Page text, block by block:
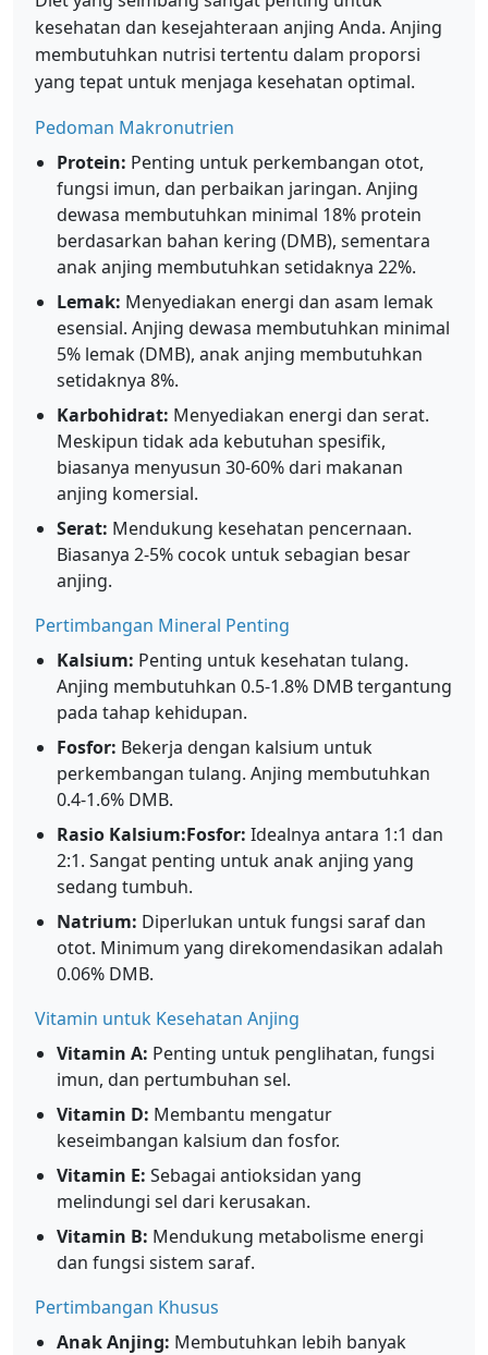
kesehatan dan kesejahteraan anjing Anda. Anjing
membutuhkan nutrisi tertentu dalam proporsi
yang tepat untuk menjaga kesehatan optimal.
Pedoman Makronutrien
Protein: Penting untuk perkembangan otot,
fungsi imun, dan perbaikan jaringan. Anjing
dewasa membutuhkan minimal 18% protein
berdasarkan bahan kering (DMB), sementara
anak anjing membutuhkan setidaknya 22%.
Lemak: Menyediakan energi dan asam lemak
esensial. Anjing dewasa membutuhkan minimal
5% lemak (DMB), anak anjing membutuhkan
setidaknya 8%.
Karbohidrat: Menyediakan energi dan serat.
Meskipun tidak ada kebutuhan spesifik,
biasanya menyusun 30-60% dari makanan
anjing komersial.
Serat: Mendukung kesehatan pencernaan.
Biasanya 2-5% cocok untuk sebagian besar
anjing.
Pertimbangan Mineral Penting
Kalsium: Penting untuk kesehatan tulang.
Anjing membutuhkan 0.5-1.8% DMB tergantung
pada tahap kehidupan.
Fosfor: Bekerja dengan kalsium untuk
perkembangan tulang. Anjing membutuhkan
0.4-1.6% DMB.
Rasio Kalsium:Fosfor: Idealnya antara 1:1 dan
2:1. Sangat penting untuk anak anjing yang
sedang tumbuh.
Natrium: Diperlukan untuk fungsi saraf dan
otot. Minimum yang direkomendasikan adalah
0.06% DMB.
Vitamin untuk Kesehatan Anjing
Vitamin A: Penting untuk penglihatan, fungsi
imun, dan pertumbuhan sel.
Vitamin D: Membantu mengatur
keseimbangan kalsium dan fosfor.
Vitamin E: Sebagai antioksidan yang
melindungi sel dari kerusakan.
Vitamin B: Mendukung metabolisme energi
dan fungsi sistem saraf.
Pertimbangan Khusus
Anak Anjing: Membutuhkan lebih banyak